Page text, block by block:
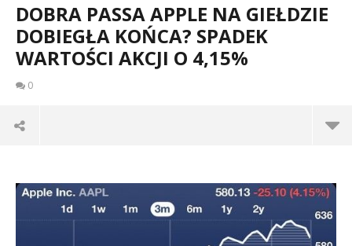
DOBRA PASSA APPLE NA GIEŁDZIE
DOBIEGŁA KOŃCA? SPADEK
WARTOŚCI AKCJI O 4,15%
0